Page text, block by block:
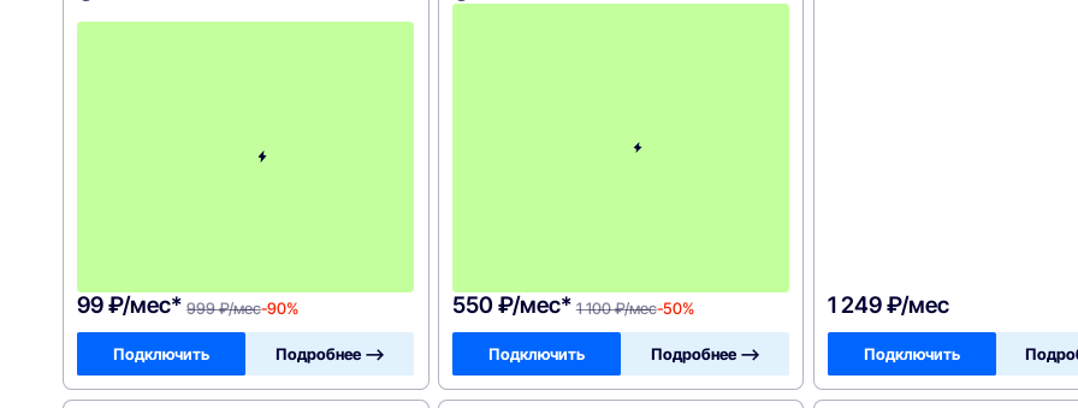
99 ₽/мес* 999 ₽/мес-90%
Подключить Подробнее —>
550 ₽/мес* 1 100 ₽/мес-50%
Подключить Подробнее —>
1 249 ₽/мес
Подключить